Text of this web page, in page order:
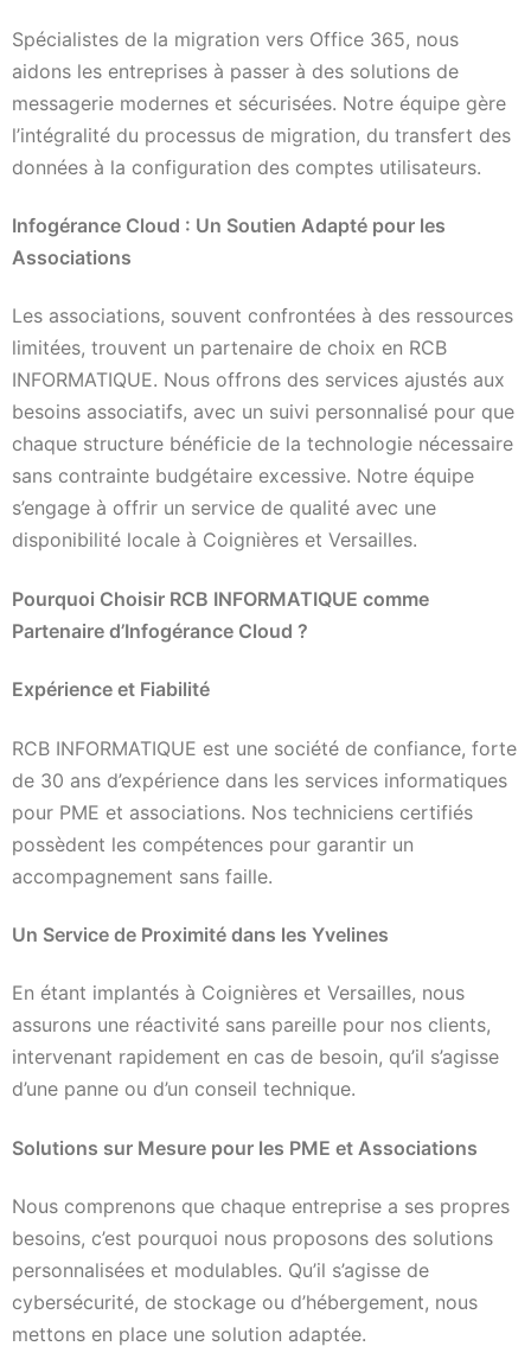
Spécialistes de la migration vers Office 365, nous
aidons les entreprises à passer à des solutions de
messagerie modernes et sécurisées. Notre équipe gère
l’intégralité du processus de migration, du transfert des
données à la configuration des comptes utilisateurs.
Infogérance Cloud : Un Soutien Adapté pour les
Associations
Les associations, souvent confrontées à des ressources
limitées, trouvent un partenaire de choix en RCB
INFORMATIQUE. Nous offrons des services ajustés aux
besoins associatifs, avec un suivi personnalisé pour que
chaque structure bénéficie de la technologie nécessaire
sans contrainte budgétaire excessive. Notre équipe
s’engage à offrir un service de qualité avec une
disponibilité locale à Coignières et Versailles.
Pourquoi Choisir RCB INFORMATIQUE comme
Partenaire d’Infogérance Cloud ?
Expérience et Fiabilité
RCB INFORMATIQUE est une société de confiance, forte
de 30 ans d’expérience dans les services informatiques
pour PME et associations. Nos techniciens certifiés
possèdent les compétences pour garantir un
accompagnement sans faille.
Un Service de Proximité dans les Yvelines
En étant implantés à Coignières et Versailles, nous
assurons une réactivité sans pareille pour nos clients,
intervenant rapidement en cas de besoin, qu’il s’agisse
d’une panne ou d’un conseil technique.
Solutions sur Mesure pour les PME et Associations
Nous comprenons que chaque entreprise a ses propres
besoins, c’est pourquoi nous proposons des solutions
personnalisées et modulables. Qu’il s’agisse de
cybersécurité, de stockage ou d’hébergement, nous
mettons en place une solution adaptée.